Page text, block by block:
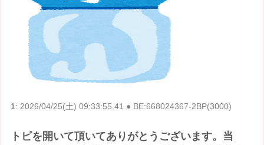
1: 2026/04/25(土) 09:33:55.41 ● BE:668024367-2BP(3000)
トピを開いて頂いてありがとうございます。当